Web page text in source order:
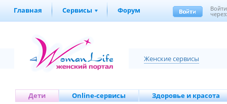
Главная Сервисы Форум Войти
Женские сервисы
Дети Online-сервисы Здоровье и красота